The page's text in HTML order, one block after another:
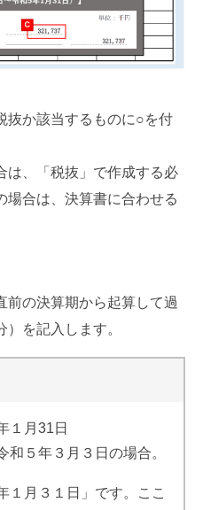
抜か該当するものに○を付
は、「税抜」で作成する必
場合は、決算書に合わせる
前の決算期から起算して過
を記入します。
１月31日
５年３月３日の場合。
１月３１日」です。ここ